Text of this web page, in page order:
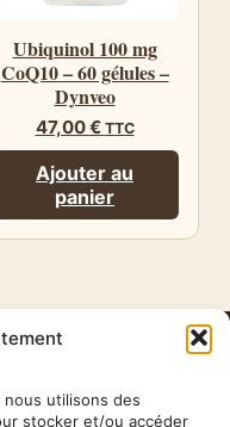
utilisons des
stocker et/ou accéder
Ubiquinol 100 mg
CoQ10 – 60 gélules –
Dynveo
47,00€ TTC
Ajouter au
panier